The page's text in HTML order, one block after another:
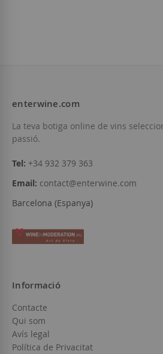
Afegir a la llista de
enterwine.com
La teva botiga online de vins
passió.
Tel: +34 932 379 363
Email: contact@enterwine.com
Barcelona (Espanya)
Informació
Contacte
Qui som
Avís legal
Política de Privacitat